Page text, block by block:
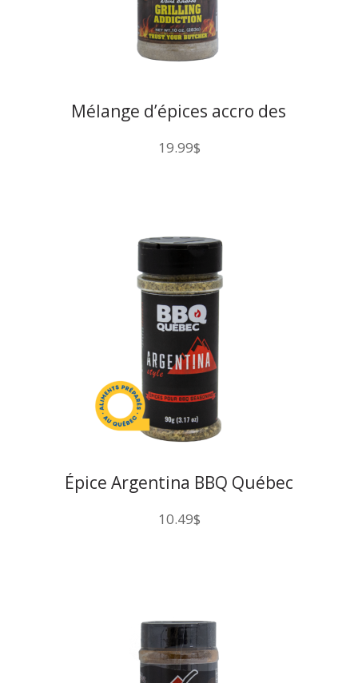
Mélange d’épices accro des
19.99$
Épice Argentina BBQ Québec
10.49$